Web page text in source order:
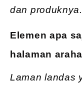
dan produknya.
Elemen apa
halaman
Laman landas